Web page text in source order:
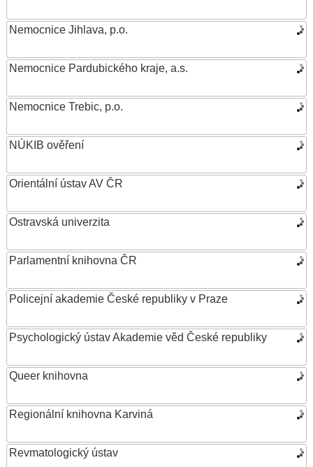
Nemocnice Jihlava, p.o.
Nemocnice Pardubického kraje, a.s.
Nemocnice Trebic, p.o.
NÚKIB ověření
Orientální ústav AV ČR
Ostravská univerzita
Parlamentní knihovna ČR
Policejní akademie České republiky v Praze
Psychologický ústav Akademie věd České republiky
Queer knihovna
Regionální knihovna Karviná
Revmatologický ústav